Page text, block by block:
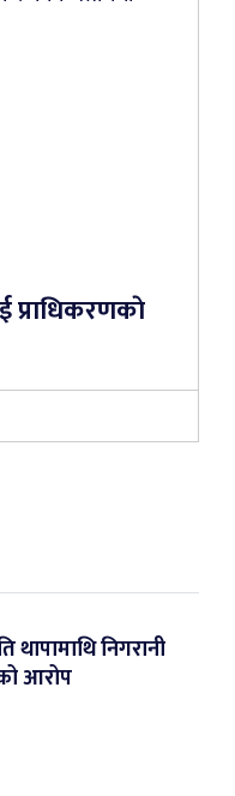
प्राधिकरणकाे
निगरानी
आरोप